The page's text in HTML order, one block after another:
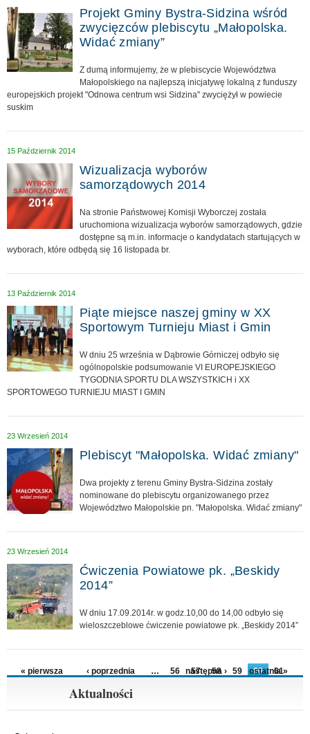
Projekt Gminy Bystra-Sidzina wśród
zwycięzców plebiscytu „Małopolska.
Widać zmiany”
Z dumą informujemy, że w plebiscycie Województwa
Małopolskiego na najlepszą inicjatywę lokalną z funduszy
europejskich projekt "Odnowa centrum wsi Sidzina" zwyciężył w powiecie
suskim
15 Październik 2014
Wizualizacja wyborów
samorządowych 2014
Na stronie Państwowej Komisji Wyborczej została
uruchomiona wizualizacja wyborów samorządowych, gdzie
dostępne są m.in. informacje o kandydatach startujących w
wyborach, które odbędą się 16 listopada br.
13 Październik 2014
Piąte miejsce naszej gminy w XX
Sportowym Turnieju Miast i Gmin
W dniu 25 września w Dąbrowie Górniczej odbyło się
ogólnopolskie podsumowanie VI EUROPEJSKIEGO
TYGODNIA SPORTU DLA WSZYSTKICH i XX
SPORTOWEGO TURNIEJU MIAST I GMIN
23 Wrzesień 2014
Plebiscyt "Małopolska. Widać zmiany"
Dwa projekty z terenu Gminy Bystra-Sidzina zostały
nominowane do plebiscytu organizowanego przez
Województwo Małopolskie pn. "Małopolska. Widać zmiany"
23 Wrzesień 2014
Ćwiczenia Powiatowe pk. „Beskidy
2014”
W dniu 17.09.2014r. w godz.10,00 do 14,00 odbyło się
wieloszczeblowe ćwiczenie powiatowe pk. „Beskidy 2014”
Strony
« pierwsza ‹ poprzednia … 56 57 58 59 60
61
następna › ostatnia »
Aktualności